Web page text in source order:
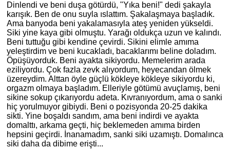
Dinlendi ve beni duşa götürdü, "Yıka beni!" dedi şakayla
karışık. Ben de onu suyla ıslattım. Şakalaşmaya başladık.
Ama banyoda beni yakalamasıyla ateş yeniden yükseldi.
Siki yine kaya gibi olmuştu. Yarağı oldukça uzun ve kalındı.
Beni tuttuğu gibi kendine çevirdi. Sikini elimle amıma
yeleştirdim ve beni kucakladı, bacaklarımı beline doladım.
Öpüşüyorduk. Beni ayakta sikiyordu. Memelerim arada
eziliyordu. Çok fazla zevk alıyordum, heyecandan ölmek
üzereydim. Alttan öyle güçlü kökleye kökleye sikiyordu ki,
orgazm olmaya başladım. Elleriyle götümü avuçlamış, beni
sikine sokup çıkarıyordu adeta. Kıvranıyordum, ama o sanki
hiç yorulmuyor gibiydi. Beni o pozisyonda 20-25 dakika
sikti. Yine boşaldı sandım, ama beni indirdi ve ayakta
domalttı, arkama geçti, hiç beklemeden amıma birden
hepsini geçirdi. İnanamadım, sanki siki uzamıştı. Domalınca
siki daha da dibime erişti...